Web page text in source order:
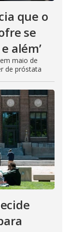
que o
se
além’
maio de
de próstata